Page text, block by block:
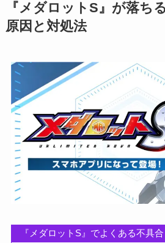
『メダロットS』が落ち
原因と対処法
『メダロットS』でよくある不具合